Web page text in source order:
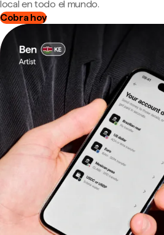
local en todo el mundo.
Cobra hoy